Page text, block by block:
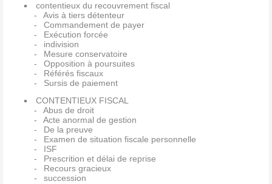
contentieux du recouvrement fiscal
Avis à tiers détenteur
Commandement de payer
Exécution forcée
indivision
Mesure conservatoire
Opposition à poursuites
Référés fiscaux
Sursis de paiement
CONTENTIEUX FISCAL
Abus de droit
Acte anormal de gestion
De la preuve
Examen de situation fiscale personnelle
ISF
Prescrition et délai de reprise
Recours gracieux
succession